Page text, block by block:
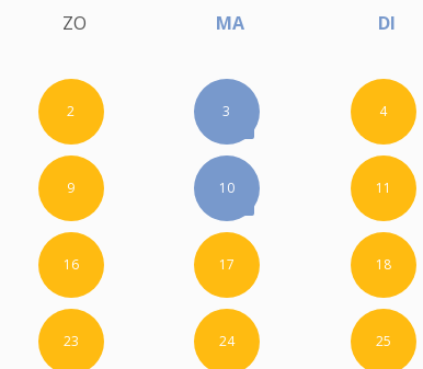
ZO MA DI
2 3 4
9 10 11
16 17 18
23 24 25